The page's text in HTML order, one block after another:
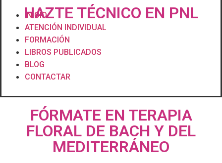
INICIO
ATENCIÓN INDIVIDUAL
FORMACIÓN
LIBROS PUBLICADOS
BLOG
CONTACTAR
HAZTE TÉCNICO EN PNL
FÓRMATE EN TERAPIA
FLORAL DE BACH Y DEL
MEDITERRÁNEO